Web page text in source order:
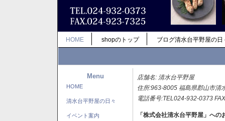
HOME shopのトップ ブログ清水台平野屋の日
Menu
HOME
清水台平野屋の日々
イベント案内
店舗名: 清水台平野屋
住所:963-8005 福島県郡山市清
電話番号:TEL024-932-0373
「株式会社清水台平野屋」への